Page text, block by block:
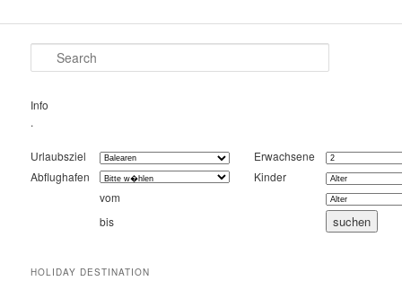
Search
Info
.
Urlaubsziel
Erwachsene
Abflughafen
Kinder
vom
bis
HOLIDAY DESTINATION